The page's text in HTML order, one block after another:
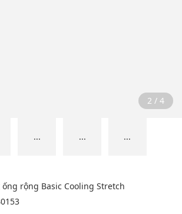
2 / 4
... ... ...
rộng Basic Cooling Stretch